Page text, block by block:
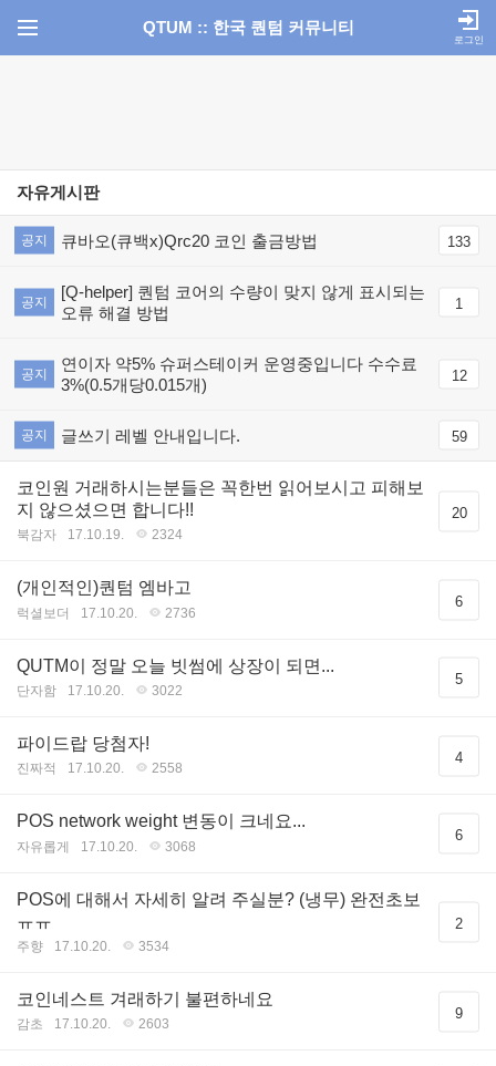
QTUM :: 한국 퀀텀 커뮤니티
로그인
자유게시판
공지 큐바오(큐백x)Qrc20 코인 출금방법 133
공지
[Q-helper] 퀀텀 코어의 수량이 맞지 않게 표시되는
오류 해결 방법
1
공지
연이자 약5% 슈퍼스테이커 운영중입니다 수수료
3%(0.5개당0.015개)
12
공지 글쓰기 레벨 안내입니다. 59
코인원 거래하시는분들은 꼭한번 읽어보시고 피해보
지 않으셨으면 합니다!!
북감자 17.10.19. 2324
20
(개인적인)퀀텀 엠바고
럭셜보더 17.10.20. 2736
6
QUTM이 정말 오늘 빗썸에 상장이 되면...
단자함 17.10.20. 3022
5
파이드랍 당첨자!
진짜적 17.10.20. 2558
4
POS network weight 변동이 크네요...
자유롭게 17.10.20. 3068
6
POS에 대해서 자세히 알려 주실분? (냉무) 완전초보
ㅠㅠ
주향 17.10.20. 3534
2
코인네스트 겨래하기 불편하네요
감초 17.10.20. 2603
9